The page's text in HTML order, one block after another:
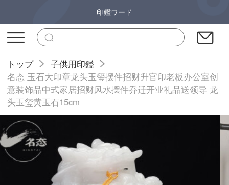
印鑑ワード
トップ
子供用印鑑
名态 玉石大印章龙头玉玺摆件招财升官印老板办公室创
意装饰品中式家居招财风水摆件乔迁开业礼品送领导 龙
头玉玺黄玉石15cm